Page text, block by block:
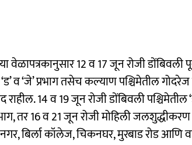
12 व 17 जून रोजी डोंबिवली
व ‘जे’ प्रभाग तसेच कल्याण पश्चिमेतील
राहील. 14 व 19 जून रोजी डोंबिवली
तर 16 व 21 जून रोजी मोहिली
बिर्ला कॉलेज, चिकनघर, मुरबाड रोड आणि